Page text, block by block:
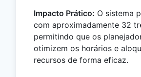
Impacto Prático: O sistema
com aproximadamente 32
permitindo que os
otimizem os horários e
recursos de forma eficaz.